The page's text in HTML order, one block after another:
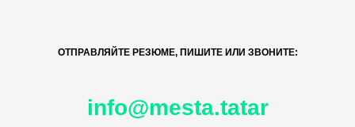
ОТПРАВЛЯЙТЕ РЕЗЮМЕ, ПИШИТЕ ИЛИ ЗВОНИТЕ:
info@mesta.tatar